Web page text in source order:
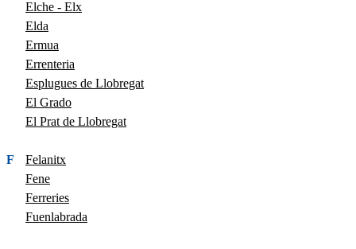
Elche - Elx
Elda
Ermua
Errenteria
Esplugues de Llobregat
El Grado
El Prat de Llobregat
F
Felanitx
Fene
Ferreries
Fuenlabrada